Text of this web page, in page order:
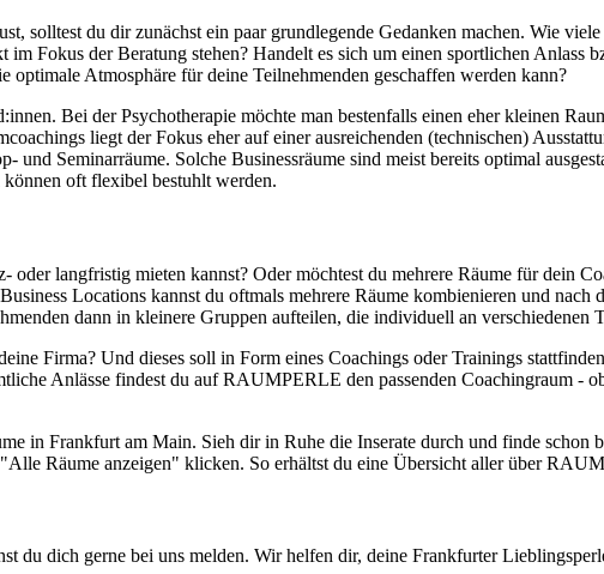
solltest du dir zunächst ein paar grundlegende Gedanken machen. Wie
Fokus der Beratung stehen? Handelt es sich um einen sportlichen Anlass
Atmosphäre für deine Teilnehmenden geschaffen werden kann?
Bei der Psychotherapie möchte man bestenfalls einen eher kleinen
liegt der Fokus eher auf einer ausreichenden (technischen)
und Seminarräume. Solche Businessräume sind meist bereits optimal
oft flexibel bestuhlt werden.
langfristig mieten kannst? Oder möchtest du mehrere Räume für dein
Locations kannst du oftmals mehrere Räume kombienieren und nach
dann in kleinere Gruppen aufteilen, die individuell an verschiedenen
Firma? Und dieses soll in Form eines Coachings oder Trainings
Anlässe findest du auf RAUMPERLE den passenden Coachingraum -
in Frankfurt am Main. Sieh dir in Ruhe die Inserate durch und finde schon
Räume anzeigen" klicken. So erhältst du eine Übersicht aller über
du dich gerne bei uns melden. Wir helfen dir, deine Frankfurter